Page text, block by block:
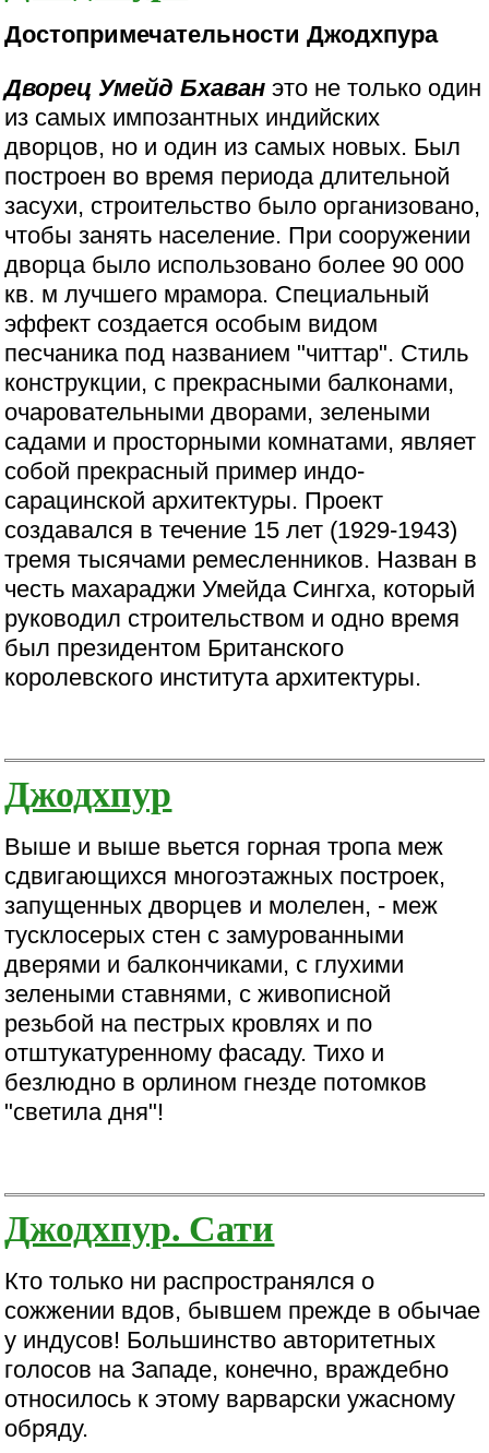
Достопримечательности Джодхпура
Дворец Умейд Бхаван это не только один
из самых импозантных индийских
дворцов, но и один из самых новых. Был
построен во время периода длительной
засухи, строительство было организовано,
чтобы занять население. При сооружении
дворца было использовано более 90 000
кв. м лучшего мрамора. Специальный
эффект создается особым видом
песчаника под названием "читтар". Стиль
конструкции, с прекрасными балконами,
очаровательными дворами, зелеными
садами и просторными комнатами, являет
собой прекрасный пример индо-
сарацинской архитектуры. Проект
создавался в течение 15 лет (1929-1943)
тремя тысячами ремесленников. Назван в
честь махараджи Умейда Сингха, который
руководил строительством и одно время
был президентом Британского
королевского института архитектуры.
Джодхпур
Выше и выше вьется горная тропа меж
сдвигающихся многоэтажных построек,
запущенных дворцев и молелен, - меж
тусклосерых стен с замурованными
дверями и балкончиками, с глухими
зелеными ставнями, с живописной
резьбой на пестрых кровлях и по
отштукатуренному фасаду. Тихо и
безлюдно в орлином гнезде потомков
"светила дня"!
Джодхпур. Сати
Кто только ни распространялся о
сожжении вдов, бывшем прежде в обычае
у индусов! Большинство авторитетных
голосов на Западе, конечно, враждебно
относилось к этому варварски ужасному
обряду.